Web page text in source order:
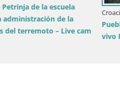
Moslavina / Jasenovac
de cigüeñas camera en
Natural Lonjsko polje